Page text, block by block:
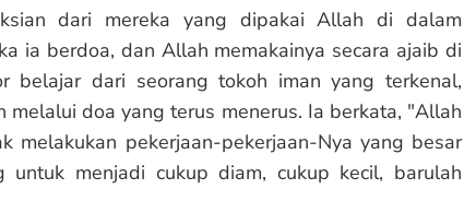
dari mereka yang dipakai Allah di dalam
ia berdoa, dan Allah memakainya secara ajaib di
belajar dari seorang tokoh iman yang terkenal,
doa yang terus menerus. Ia berkata, "Allah
melakukan pekerjaan-pekerjaan-Nya yang besar
menjadi cukup diam, cukup kecil, barulah